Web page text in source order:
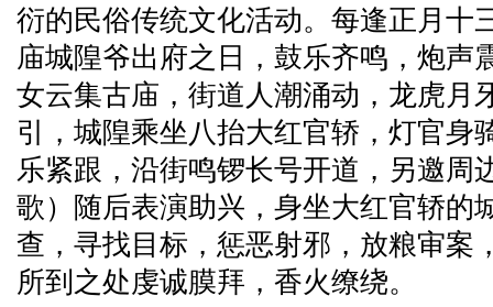
衍的民俗传统文化活动。每逢正月十
庙城隍爷出府之日，鼓乐齐鸣，炮声
女云集古庙，街道人潮涌动，龙虎月
引，城隍乘坐八抬大红官轿，灯官身
乐紧跟，沿街鸣锣长号开道，另邀周
歌）随后表演助兴，身坐大红官轿的
查，寻找目标，惩恶射邪，放粮审案
所到之处虔诚膜拜，香火缭绕。